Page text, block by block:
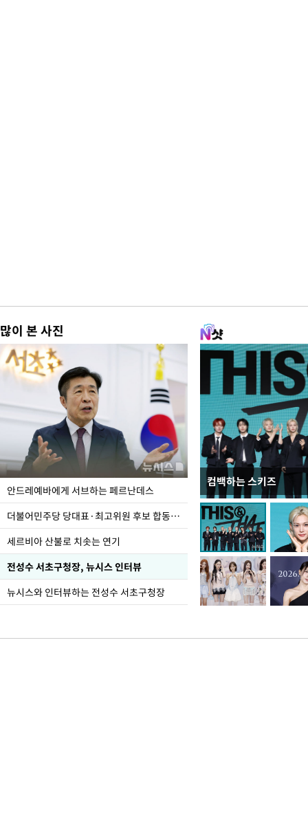
많이 본 사진
안드레예바에게 서브하는 페르난데스
더불어민주당 당대표·최고위원 후보 합동연설회
세르비아 산불로 치솟는 연기
전성수 서초구청장, 뉴시스 인터뷰
뉴시스와 인터뷰하는 전성수 서초구청장
컴백하는 스키즈
이 대통령, 국가폭력
가 책임지고 치유"